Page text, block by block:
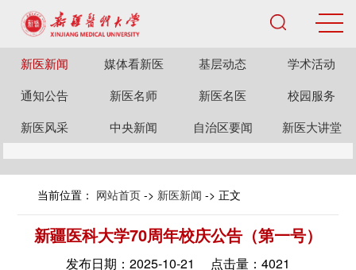
新医新闻 媒体看新医 基层动态
学术活动
通知公告
新医名师 新医名医
校园服务
新医风采
中央新闻 自治区要闻 新医大讲堂
当前位置： 网站首页 -> 新医新闻 -> 正文
新疆医科大学70周年校庆公告（第一号）
发布日期：2025-10-21 点击量： 4021